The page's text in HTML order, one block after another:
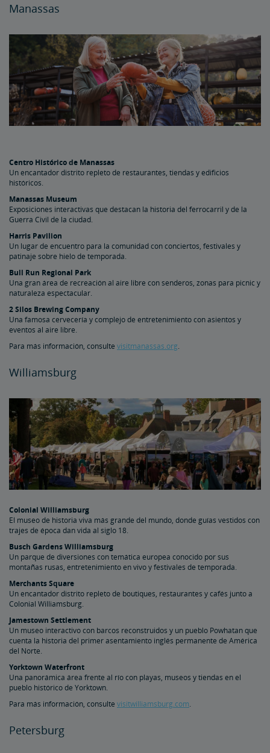
Manassas
Centro Histórico de Manassas
Un encantador distrito repleto de restaurantes, tiendas y edificios
históricos.
Manassas Museum
Exposiciones interactivas que destacan la historia del ferrocarril y de la
Guerra Civil de la ciudad.
Harris Pavilion
Un lugar de encuentro para la comunidad con conciertos, festivales y
patinaje sobre hielo de temporada.
Bull Run Regional Park
Una gran área de recreación al aire libre con senderos, zonas para picnic y
naturaleza espectacular.
2 Silos Brewing Company
Una famosa cervecería y complejo de entretenimiento con asientos y
eventos al aire libre.
Para más información, consulte visitmanassas.org.
Williamsburg
Colonial Williamsburg
El museo de historia viva más grande del mundo, donde guías vestidos con
trajes de época dan vida al siglo 18.
Busch Gardens Williamsburg
Un parque de diversiones con temática europea conocido por sus
montañas rusas, entretenimiento en vivo y festivales de temporada.
Merchants Square
Un encantador distrito repleto de boutiques, restaurantes y cafés junto a
Colonial Williamsburg.
Jamestown Settlement
Un museo interactivo con barcos reconstruidos y un pueblo Powhatan que
cuenta la historia del primer asentamiento inglés permanente de América
del Norte.
Yorktown Waterfront
Una panorámica área frente al río con playas, museos y tiendas en el
pueblo histórico de Yorktown.
Para más información, consulte visitwilliamsburg.com.
Petersburg